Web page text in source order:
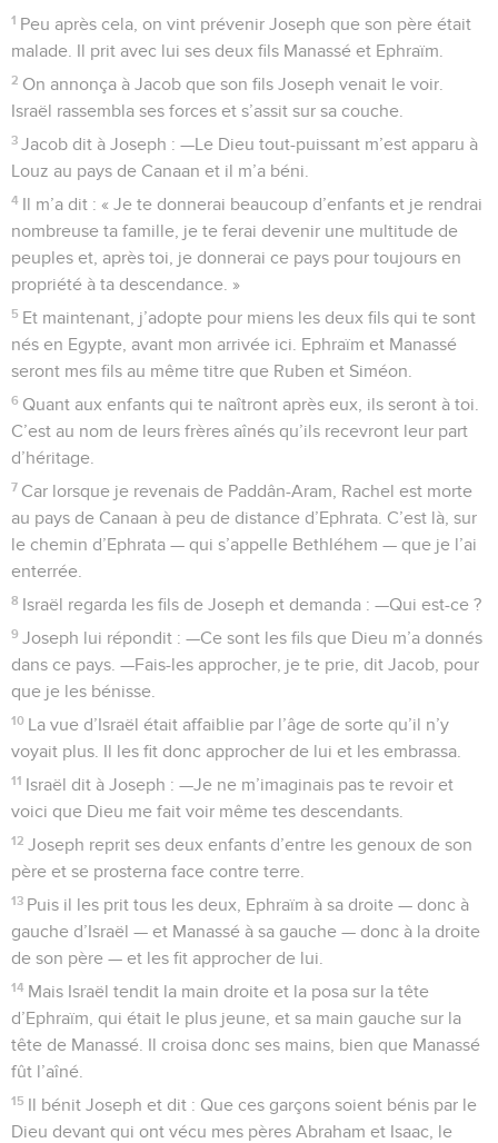
1 Peu après cela, on vint prévenir Joseph que son père était
malade. Il prit avec lui ses deux fils Manassé et Ephraïm.
2 On annonça à Jacob que son fils Joseph venait le voir.
Israël rassembla ses forces et s’assit sur sa couche.
3 Jacob dit à Joseph : —Le Dieu tout-puissant m’est apparu à
Louz au pays de Canaan et il m’a béni.
4 Il m’a dit : « Je te donnerai beaucoup d’enfants et je rendrai
nombreuse ta famille, je te ferai devenir une multitude de
peuples et, après toi, je donnerai ce pays pour toujours en
propriété à ta descendance. »
5 Et maintenant, j’adopte pour miens les deux fils qui te sont
nés en Egypte, avant mon arrivée ici. Ephraïm et Manassé
seront mes fils au même titre que Ruben et Siméon.
6 Quant aux enfants qui te naîtront après eux, ils seront à toi.
C’est au nom de leurs frères aînés qu’ils recevront leur part
d’héritage.
7 Car lorsque je revenais de Paddân-Aram, Rachel est morte
au pays de Canaan à peu de distance d’Ephrata. C’est là, sur
le chemin d’Ephrata — qui s’appelle Bethléhem — que je l’ai
enterrée.
8 Israël regarda les fils de Joseph et demanda : —Qui est-ce ?
9 Joseph lui répondit : —Ce sont les fils que Dieu m’a donnés
dans ce pays. —Fais-les approcher, je te prie, dit Jacob, pour
que je les bénisse.
10 La vue d’Israël était affaiblie par l’âge de sorte qu’il n’y
voyait plus. Il les fit donc approcher de lui et les embrassa.
11 Israël dit à Joseph : —Je ne m’imaginais pas te revoir et
voici que Dieu me fait voir même tes descendants.
12 Joseph reprit ses deux enfants d’entre les genoux de son
père et se prosterna face contre terre.
13 Puis il les prit tous les deux, Ephraïm à sa droite — donc à
gauche d’Israël — et Manassé à sa gauche — donc à la droite
de son père — et les fit approcher de lui.
14 Mais Israël tendit la main droite et la posa sur la tête
d’Ephraïm, qui était le plus jeune, et sa main gauche sur la
tête de Manassé. Il croisa donc ses mains, bien que Manassé
fût l’aîné.
15 Il bénit Joseph et dit : Que ces garçons soient bénis par le
Dieu devant qui ont vécu mes pères Abraham et Isaac, le